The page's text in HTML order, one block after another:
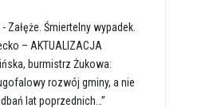
- Załęże. Śmiertelny wypadek.
– AKTUALIZACJA
burmistrz Żukowa:
rozwój gminy, a nie
lat poprzednich…”